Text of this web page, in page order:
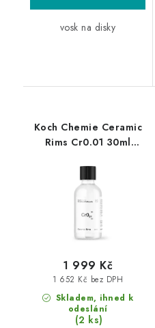
vosk na disky
Koch Chemie Ceramic
Rims Cr0.01 30ml
Skladem, ihned k
odeslání
(2 ks)
1 652 Kč bez DPH
1 999 Kč